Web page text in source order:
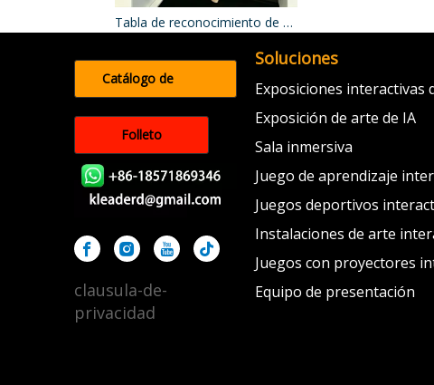
Tabla de reconocimiento de objetos
Catálogo de
productos
Folleto
clausula-de-
privacidad
Soluciones
Exposiciones interactivas
Exposición de arte de IA
Sala inmersiva
Juego de aprendizaje
Juegos deportivos
Instalaciones de arte
Juegos con proyectores
Equipo de presentación